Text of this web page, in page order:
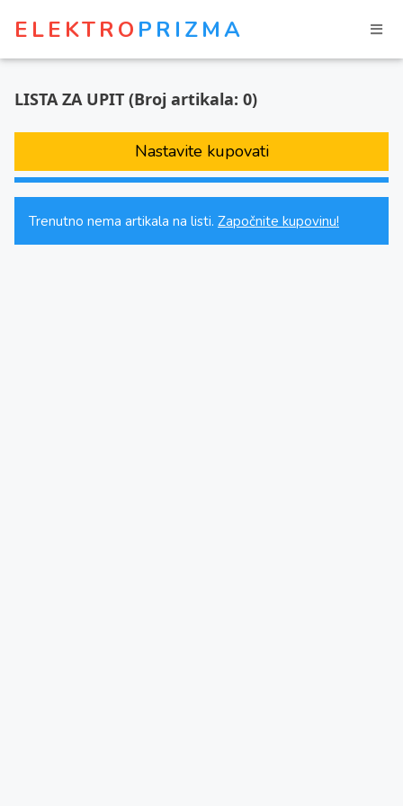
ELEKTRO PRIZMA
LISTA ZA UPIT (Broj artikala: 0)
Nastavite kupovati
Trenutno nema artikala na listi. Započnite kupovinu!